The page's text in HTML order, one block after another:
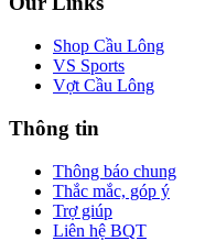
Shop Cầu Lông
VS Sports
Vợt Cầu Lông
Thông tin
Thông báo chung
Thắc mắc, góp ý
Trợ giúp
Liên hệ BQT